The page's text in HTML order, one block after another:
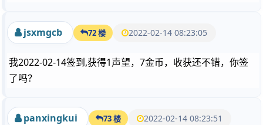
jsxmgcb 72 楼 2022-02-14 08:23:05
我2022-02-14签到,获得1声望，7金币，收获还不错，你签
了吗？
panxingkui 73 楼 2022-02-14 08:23:51